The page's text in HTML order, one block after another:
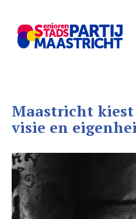
Maastricht
visie en